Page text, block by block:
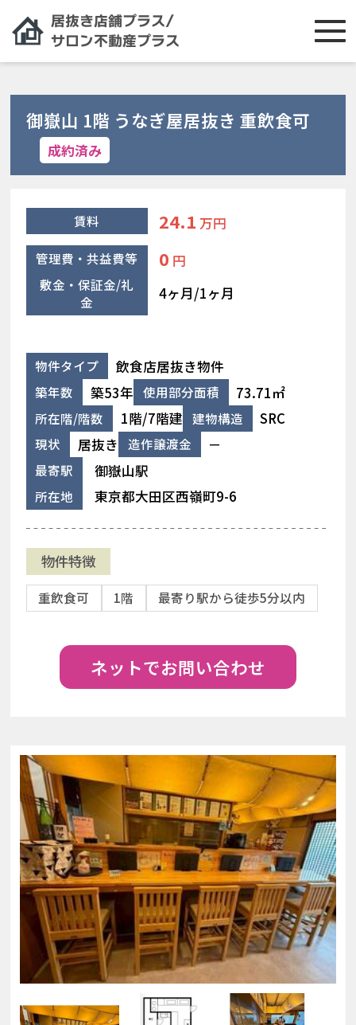
御嶽山 1階 うなぎ屋居抜き 重飲食可
成約済み
賃料 24.1 万円
管理費・共益費等 0 円
敷金・保証金/礼
金
4ヶ月/1ヶ月
物件タイプ 飲食店居抜き物件
築年数 築53年 使用部分面積 73.71㎡
所在階/階数 1階/7階建 建物構造 SRC
現状 居抜き 造作譲渡金 －
最寄駅 御嶽山駅
所在地 東京都大田区西嶺町9-6
物件特徴
重飲食可 1階 最寄り駅から徒歩5分以内
ネットでお問い合わせ